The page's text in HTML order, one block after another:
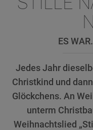
ES
Jedes Jahr
Christkind und
Glöckchens. An
unterm
Weihnachtslied